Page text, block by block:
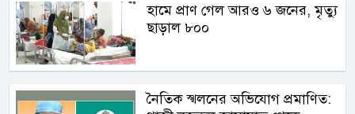
হামে প্রাণ গেল আরও ৬ জনের, মৃত্যু
ছাড়াল ৮০০
নৈতিক স্খলনের অভিযোগ প্রমাণিত: